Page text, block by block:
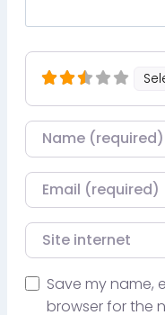
Nom
Courriel
Site internet
Save my name,
browser for the